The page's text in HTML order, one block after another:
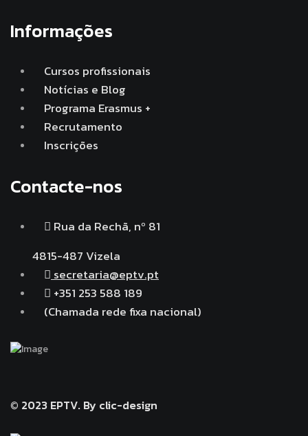
Informações
Cursos profissionais
Notícias e Blog
Programa Erasmus +
Recrutamento
Inscrições
Contacte-nos
Rua da Rechã, nº 81
4815-487 Vizela
secretaria@eptv.pt
+351 253 588 189
(Chamada rede fixa nacional)
© 2023 EPTV. By clic-design